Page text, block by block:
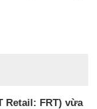
Retail: FRT) vừa